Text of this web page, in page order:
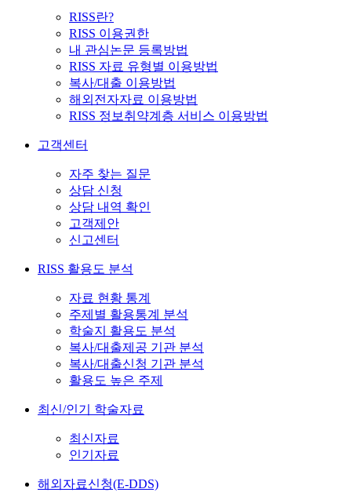
RISS란?
RISS 이용권한
내 관심논문 등록방법
RISS 자료 유형별 이용방법
복사/대출 이용방법
해외전자자료 이용방법
RISS 정보취약계층 서비스 이용방법
고객센터
자주 찾는 질문
상담 신청
상담 내역 확인
고객제안
신고센터
RISS 활용도 분석
자료 현황 통계
주제별 활용통계 분석
학술지 활용도 분석
복사/대출제공 기관 분석
복사/대출신청 기관 분석
활용도 높은 주제
최신/인기 학술자료
최신자료
인기자료
해외자료신청(E-DDS)